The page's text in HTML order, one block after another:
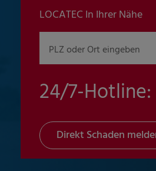
LOCATEC In Ihrer Nähe
PLZ oder Ort eingeben
24/7-Hotline:
Direkt Schaden